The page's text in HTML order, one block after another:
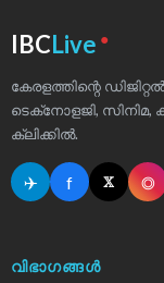
IBCLive ●
കേരളത്തിന്റെ
ടെക്‌നോളജി, സിനിമ,
ക്ലിക്കിൽ.
✈ f 𝕏 ◎
വിഭാഗങ്ങൾ